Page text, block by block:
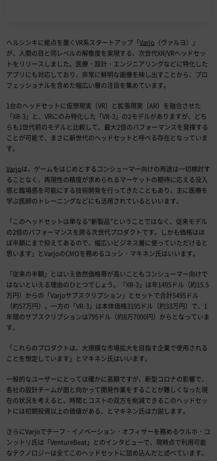
ヘルシンキに拠点を置くVR系スタートアップ「Varjo （ヴァルヨ）」
が、人間の目と同レベルの解像度を実現する、次世代XR/VRヘッドセッ
トをリリースしました。医療・設計・エンジニアリングなどに特化した
アプリにも対応しており、非常に鮮明な画像を映し出すことから、プロ
フェッショナルを含めた幅広い層の注目を集めています。
1台のヘッドセットに仮想現実（VR）と拡張現実（AR）を融合させた
「XR-3」と、VRにのみ特化した「VR-3」の2モデルがありますが、どち
らも1世代前のモデルと比較して、最大2倍のパフォーマンスを発揮する
ことが可能で、まさに新世代のヘッドセットと呼べる存在となっていま
す。
Varjoは、ゲームをはじめとするコンシューマー向けの用途は一切検討す
ることなく、再現性の精度が求められるマーケットの期待に応える没入
感と臨場感を可能にする技術開発を行ってきたこともあり、主に医療を
学ぶ医師のトレーニングなどにも活用されているといいます。
「このヘッドセットは単なる“新製品”ということではなく、従来モデル
の2倍のパフォーマンスを誇る次世代プロダクトです。しかも価格はほ
ぼ半額にまで抑えてあるので、幅広いビジネス層に使っていただけると
思います」とVarjoのCMOを務めるユッシ・マキネン氏はいいます。
「従来の半額」とはいえ依然価格帯が高いこともコンシューマー向けで
はないといえる理由のひとつでしょう。「XR-3」は年1495ドル（約15.5
万円）からの「Varjoサブスクリプション」とセットで合計5495ドル
（約57万円）。一方の「VR-3」は本体価格3195ドル（約33万円）で、1
年間のサブスクリプションは795ドル（約8万7000円）からとなっていま
す。
「これらのプロダクトは、大規模な市場拡大を目指す企業で使用される
ことを想定しています」とマキネン氏はいいます。
一般的なユーザーにとっては確かに高額ですが、新型コロナの影響で、
各社の設計チームが面と向かって開発作業をすることが難しくなった現
在の状況を考えると、時間とコストの双方を削減できるこのヘッドセッ
トには初期投資以上の価値がある、とマキネン氏は力説します。
さらにVarjoでチーフ・イノベーション・オフィサーを務めるウルホ・コ
ンットリ氏は「VentureBeat」とのインタビューで、現時点で利用可能
なテクノロジーは全てこのヘッドセットに詰め込んだと述べています。